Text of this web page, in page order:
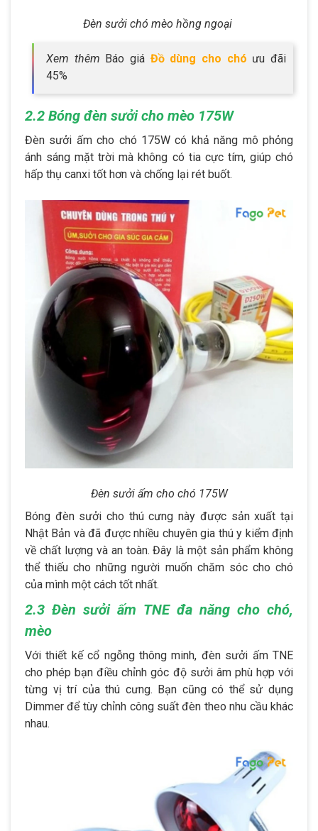
Đèn sưởi chó mèo hồng ngoại
Xem thêm Báo giá Đồ dùng cho chó ưu đãi
45%
2.2 Bóng đèn sưởi cho mèo 175W
Đèn sưởi ấm cho chó 175W có khả năng mô phỏng
ánh sáng mặt trời mà không có tia cực tím, giúp chó
hấp thụ canxi tốt hơn và chống lại rét buốt.
Đèn sưởi ấm cho chó 175W
Bóng đèn sưởi cho thú cưng này được sản xuất tại
Nhật Bản và đã được nhiều chuyên gia thú y kiểm định
về chất lượng và an toàn. Đây là một sản phẩm không
thể thiếu cho những người muốn chăm sóc cho chó
của mình một cách tốt nhất.
2.3 Đèn sưởi ấm TNE đa năng cho chó,
mèo
Với thiết kế cổ ngỗng thông minh, đèn sưởi ấm TNE
cho phép bạn điều chỉnh góc độ sưởi âm phù hợp với
từng vị trí của thú cưng. Bạn cũng có thể sử dụng
Dimmer để tùy chỉnh công suất đèn theo nhu cầu khác
nhau.